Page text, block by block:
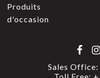
Produits
d'occasion
Sales Office:
Toll Free: